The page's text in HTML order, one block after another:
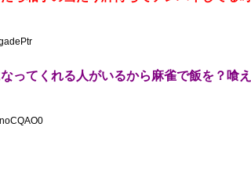
ってくれる人がいるから麻雀で飯を？喰